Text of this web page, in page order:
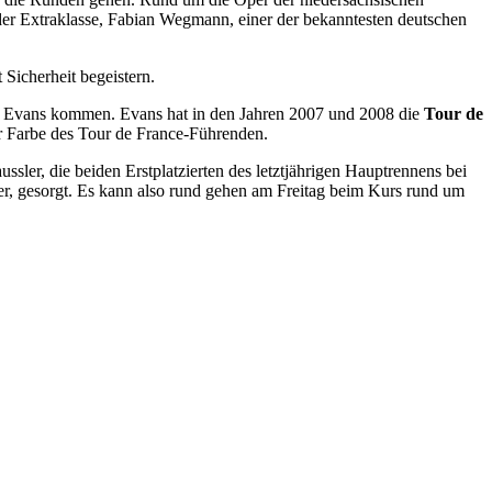
Extraklasse, Fabian Wegmann, einer der bekanntesten deutschen
begeistern.
kommen. Evans hat in den Jahren 2007 und 2008 die Tour de
des Tour de France-Führenden.
die beiden Erstplatzierten des letztjährigen Hauptrennens bei
gesorgt. Es kann also rund gehen am Freitag beim Kurs rund um